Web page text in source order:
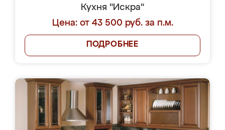
Кухня "Искра"
Цена: от 43 500 руб. за п.м.
ПОДРОБНЕЕ